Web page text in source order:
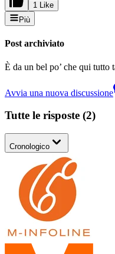
1 Like
Più
Post archiviato
È da un bel po’ che qui tutto
Avvia una nuova discussione
Tutte le risposte (2)
Cronologico